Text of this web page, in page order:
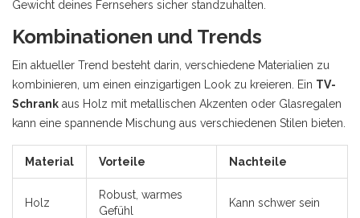
Gewicht deines Fernsehers sicher standzuhalten.
Kombinationen und Trends
Ein aktueller Trend besteht darin, verschiedene Materialien zu
kombinieren, um einen einzigartigen Look zu kreieren. Ein TV-
Schrank aus Holz mit metallischen Akzenten oder Glasregalen
kann eine spannende Mischung aus verschiedenen Stilen bieten.
Material Vorteile Nachteile
Holz
Robust, warmes
Gefühl
Kann schwer sein